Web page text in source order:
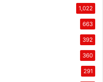
1,022
663
392
360
291